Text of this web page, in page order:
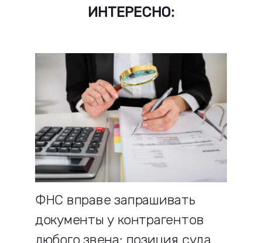
ИНТЕРЕСНО:
ФНС вправе запрашивать
документы у контрагентов
любого звена: позиция суда